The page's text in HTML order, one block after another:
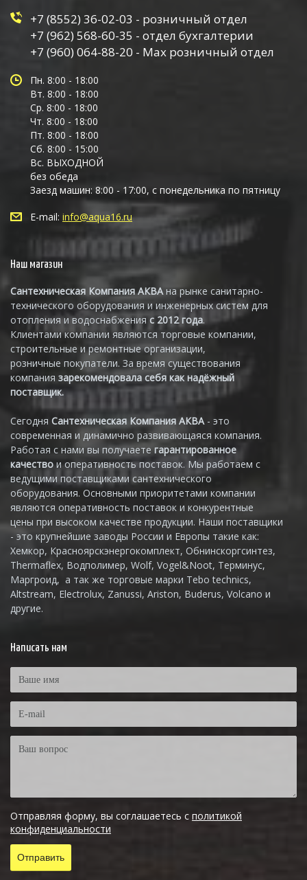
+7 (8552) 36-02-03 - розничный отдел
+7 (962) 568-60-35 - отдел бухгалтерии
+7 (960) 064-88-20 - Max розничный отдел
Пн. 8:00 - 18:00
Вт. 8:00 - 18:00
Ср. 8:00 - 18:00
Чт. 8:00 - 18:00
Пт. 8:00 - 18:00
Сб. 8:00 - 15:00
Вс. ВЫХОДНОЙ
без обеда
Заезд машин: 8:00 - 17:00, с понедельника по пятницу
E-mail: info@aqua16.ru
Наш магазин
Сантехническая Компания АКВАна рынке санитарно-
технического оборудования и инженерных систем для
отопления и водоснабженияс 2012 года.
Клиентами компании являются торговые компании,
строительные и ремонтные организации,
розничные покупатели. За время существования
компания зарекомендовала себя как надёжный
поставщик.
Сегодня Сантехническая Компания АКВА - это
современная и динамично развивающаяся компания.
Работая с нами вы получаете гарантированное
качество и оперативность поставок. Мы работаем с
ведущими поставщиками сантехнического
оборудования. Основными приоритетами компании
являются оперативность поставок и конкурентные
цены при высоком качестве продукции. Наши поставщики
- это крупнейшие заводы России и Европы такие как:
Хемкор, Красноярскэнергокомплект, Обнинскоргсинтез,
Thermaflex, Водполимер, Wolf, Vogel&Noot, Терминус,
Маргроид, а так же торговые марки Tebo technics,
Altstream, Electrolux, Zanussi, Ariston, Buderus, Volcano и
другие.
Написать нам
Отправляя форму, вы соглашаетесь с политикой
конфиденциальности